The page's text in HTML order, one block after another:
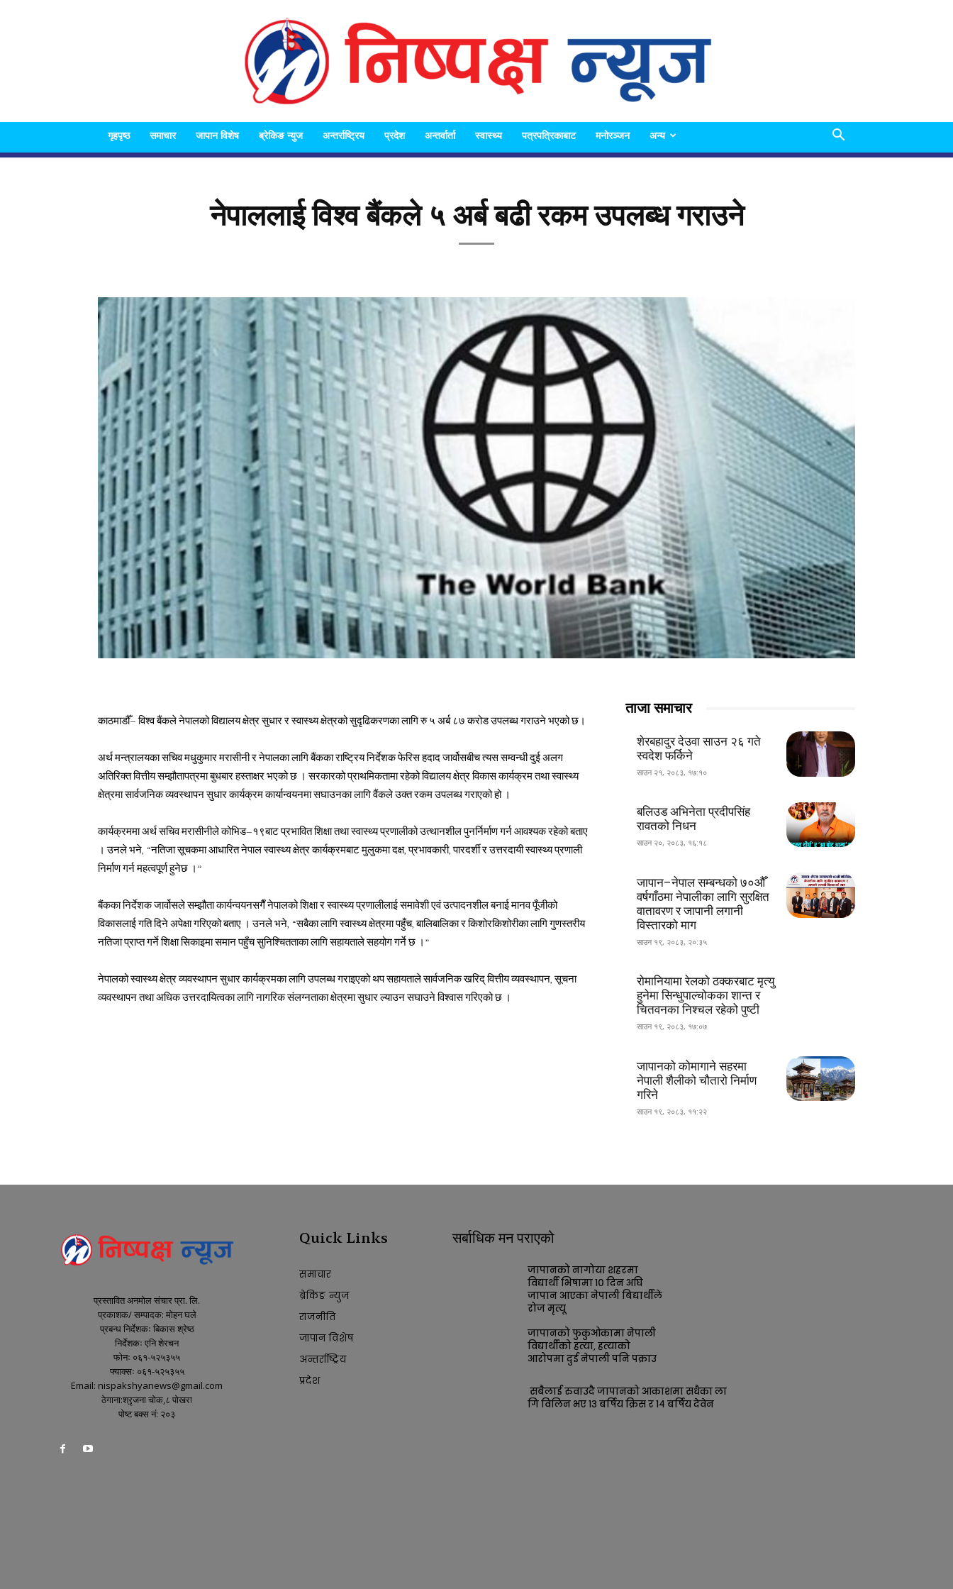
गृहपृष्ठ समाचार जापान विशेष ब्रेकिङ न्युज अन्तर्राष्ट्रिय प्रदेश अन्तर्वार्ता स्वास्थ्य पत्रपत्रिकाबाट मनोरञ्जन अन्य
नेपाललाई विश्व बैंकले ५ अर्ब बढी रकम उपलब्ध गराउने
काठमाडौँ– विश्व बैंकले नेपालको विद्यालय क्षेत्र सुधार र स्वास्थ्य क्षेत्रको सुदृढिकरणका लागि रु ५ अर्ब ८७ करोड उपलब्ध गराउने भएको छ।
अर्थ मन्त्रालयका सचिव मधुकुमार मरासीनी र नेपालका लागि बैंकका राष्ट्रिय निर्देशक फेरिस हदाद जार्वोसबीच त्यस सम्वन्धी दुई अलग
अतिरिक्त वित्तीय सम्झौतापत्रमा बुधबार हस्ताक्षर भएको छ । सरकारको प्राथमिकतामा रहेको विद्यालय क्षेत्र विकास कार्यक्रम तथा स्वास्थ्य
क्षेत्रमा सार्वजनिक व्यवस्थापन सुधार कार्यक्रम कार्यान्वयनमा सघाउनका लागि वैंकले उक्त रकम उपलब्ध गराएको हो ।
कार्यक्रममा अर्थ सचिव मरासीनीले कोभिड–१९बाट प्रभावित शिक्षा तथा स्वास्थ्य प्रणालीको उत्थानशील पुनर्निर्माण गर्न आवश्यक रहेको बताए
। उनले भने, “नतिजा सूचकमा आधारित नेपाल स्वास्थ्य क्षेत्र कार्यक्रमबाट मुलुकमा दक्ष, प्रभावकारी, पारदर्शी र उत्तरदायी स्वास्थ्य प्रणाली
निर्माण गर्न महत्वपूर्ण हुनेछ ।”
बैंकका निर्देशक जार्वोसले सम्झौता कार्यन्वयनसगैँ नेपालको शिक्षा र स्वास्थ्य प्रणालीलाई समावेशी एवं उत्पादनशील बनाई मानव पूँजीको
विकासलाई गति दिने अपेक्षा गरिएको बताए । उनले भने, “सबैका लागि स्वास्थ्य क्षेत्रमा पहुँच, बालिबालिका र किशोरकिशोरीका लागि गुणस्तरीय
नतिजा प्राप्त गर्ने शिक्षा सिकाइमा समान पहुँच सुनिश्चितताका लागि सहायताले सहयोग गर्ने छ ।”
नेपालको स्वास्थ्य क्षेत्र व्यवस्थापन सुधार कार्यक्रमका लागि उपलब्ध गराइएको थप सहायताले सार्वजनिक खरिद् वित्तीय व्यवस्थापन, सूचना
व्यवस्थापन तथा अधिक उत्तरदायित्वका लागि नागरिक संलग्नताका क्षेत्रमा सुधार ल्याउन सघाउने विश्वास गरिएको छ ।
ताजा समाचार
शेरबहादुर देउवा साउन २६ गते
स्वदेश फर्किने
साउन २१, २०८३, १७:१०
बलिउड अभिनेता प्रदीपसिंह
रावतको निधन
साउन २०, २०८३, १६:१८
जापान–नेपाल सम्बन्धको ७०औँ
वर्षगाँठमा नेपालीका लागि सुरक्षित
वातावरण र जापानी लगानी
विस्तारको माग
साउन १९, २०८३, २०:३५
रोमानियामा रेलको ठक्करबाट मृत्यु
हुनेमा सिन्धुपाल्चोकका शान्त र
चितवनका निश्चल रहेको पुष्टी
साउन १९, २०८३, १७:०७
जापानको कोमागाने सहरमा
नेपाली शैलीको चौतारो निर्माण
गरिने
साउन १९, २०८३, ११:२२
प्रस्तावित अनमोल संचार प्रा. लि.
प्रकाशक/ सम्पादक: मोहन घले
प्रबन्ध निर्देशकः बिकास श्रेष्ठ
निर्देशकः एनि शेरचन
फोनः ०६१-५२५३५५
फ्याक्सः ०६१-५२५३५५
Email: nispakshyanews@gmail.com
ठेगाना:श्रृजना चोक,८ पोखरा
पोष्ट बक्स नं: २०३
Quick Links
समाचार
ब्रेकिङ न्युज
राजनीति
जापान विशेष
अन्तर्राष्ट्रिय
प्रदेश
सर्बाधिक मन पराएको
जापानको नागोया शहरमा
विद्यार्थी भिषामा १० दिन अघि
जापान आएका नेपाली बिद्यार्थीले
रोज मृत्यू
जापानको फुकुओकामा नेपाली
विद्यार्थीको हत्या, हत्याको
आरोपमा दुई नेपाली पनि पक्राउ
सबैलाई रुवाउदै जापानको आकाशमा सधैका ला
गि विलिन भए १३ बर्षिय क्रिस र १४ बर्षिय देवेन